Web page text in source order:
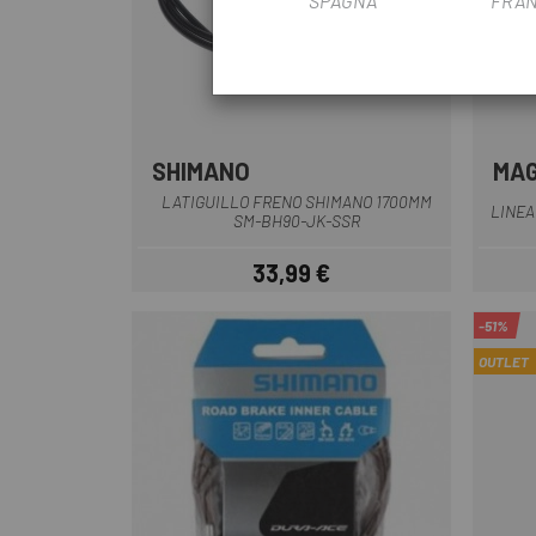
SHIMANO
LATIGUILLO FRENO SHIMANO 1700MM
SM-BH90-JK-SSR
Prezzo
33,99 €
-51%
OUTLET